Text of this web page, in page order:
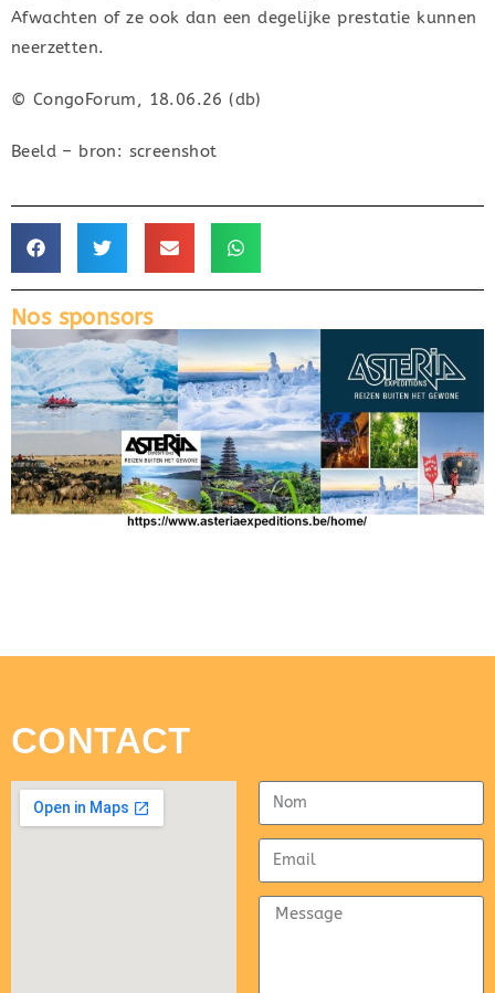
Afwachten of ze ook dan een degelijke prestatie kunnen
neerzetten.
© CongoForum, 18.06.26 (db)
Beeld – bron: screenshot
Nos sponsors
CONTACT